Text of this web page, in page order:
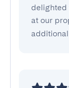
delighted
at our